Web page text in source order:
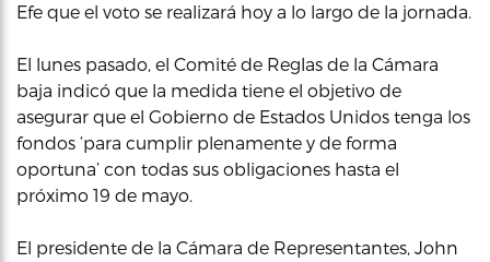
Efe que el voto se realizará hoy a lo largo de la jornada.
El lunes pasado, el Comité de Reglas de la Cámara
baja indicó que la medida tiene el objetivo de
asegurar que el Gobierno de Estados Unidos tenga los
fondos ‘para cumplir plenamente y de forma
oportuna’ con todas sus obligaciones hasta el
próximo 19 de mayo.
El presidente de la Cámara de Representantes, John